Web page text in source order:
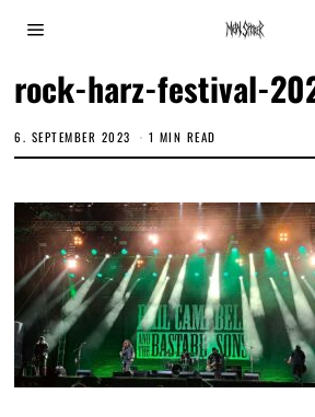
rock-harz-festival-
6. SEPTEMBER 2023 1 MIN READ